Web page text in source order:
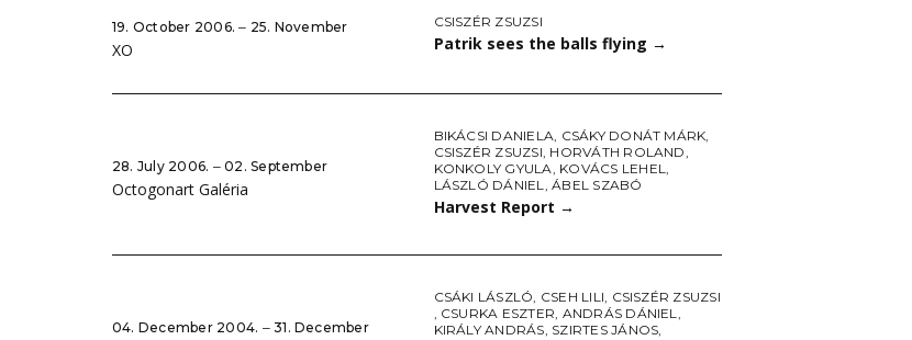
19. October 2006. ‒ 25. November
XO
CSISZÉR ZSUZSI
Patrik sees the balls flying →
28. July 2006. ‒ 02. September
Octogonart Galéria
BIKÁCSI DANIELA, CSÁKY DONÁT MÁRK,
CSISZÉR ZSUZSI, HORVÁTH ROLAND,
KONKOLY GYULA, KOVÁCS LEHEL,
LÁSZLÓ DÁNIEL,ÁBEL SZABÓ
Harvest Report →
04. December 2004. ‒ 31. December
CSÁKI LÁSZLÓ, CSEH LILI, CSISZÉR ZSUZSI
, CSURKA ESZTER, ANDRÁS DÁNIEL,
KIRÁLY ANDRÁS, SZIRTES JÁNOS,